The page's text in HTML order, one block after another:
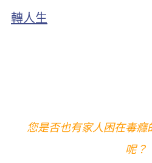
轉人生
您是否也有家人困在毒
呢？